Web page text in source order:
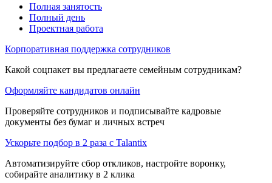
Полная занятость
Полный день
Проектная работа
Корпоративная поддержка сотрудников
Какой соцпакет вы предлагаете семейным сотрудникам?
Оформляйте кандидатов онлайн
Проверяйте сотрудников и подписывайте кадровые
документы без бумаг и личных встреч
Ускорьте подбор в 2 раза с Talantix
Автоматизируйте сбор откликов, настройте воронку,
собирайте аналитику в 2 клика